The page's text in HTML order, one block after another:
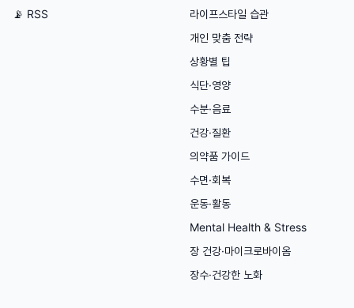
📡 RSS
라이프스타일 습관
개인 맞춤 전략
상황별 팁
식단·영양
수분·음료
건강·질환
의약품 가이드
수면·회복
운동·활동
Mental Health & Stress
장 건강·마이크로바이옴
장수·건강한 노화